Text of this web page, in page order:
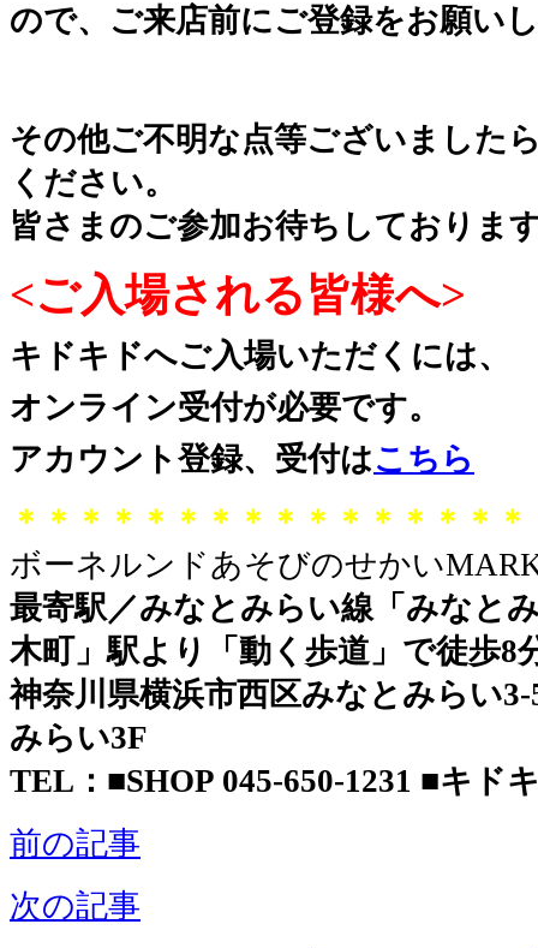
ので、ご来店前にご登録をお願い
その他ご不明な点等ございました
ください。
皆さまのご参加お待ちしておりま
<ご入場される皆様へ>
キドキドへご入場いただくには、
オンライン受付が必要です。
アカウント登録、受付はこちら
＊＊＊＊＊＊＊＊＊＊＊＊＊＊＊
ボーネルンドあそびのせかい
最寄駅／みなとみらい線「みなと
木町」駅より「動く歩道」で徒歩8
神奈川県横浜市西区みなとみらい
みらい3F
TEL：■SHOP 045-650-1231 ■キド
前の記事
次の記事